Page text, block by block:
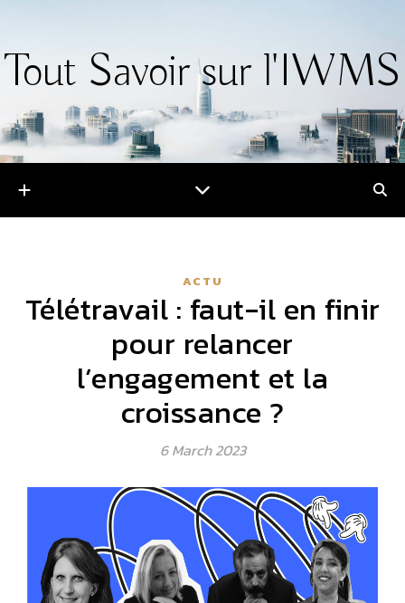
Tout Savoir sur l'IWMS
ACTU
Télétravail : faut-il en finir
pour relancer
l’engagement et la
croissance ?
6 March 2023